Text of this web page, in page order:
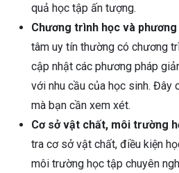
quả học tập ấn tượng.
Chương trình học và
tâm uy tín thường có chương
cập nhật các phương pháp
với nhu cầu của học sinh. Đây
mà bạn cần xem xét.
Cơ sở vật chất, môi trường
tra cơ sở vật chất, điều kiện
môi trường học tập chuyên